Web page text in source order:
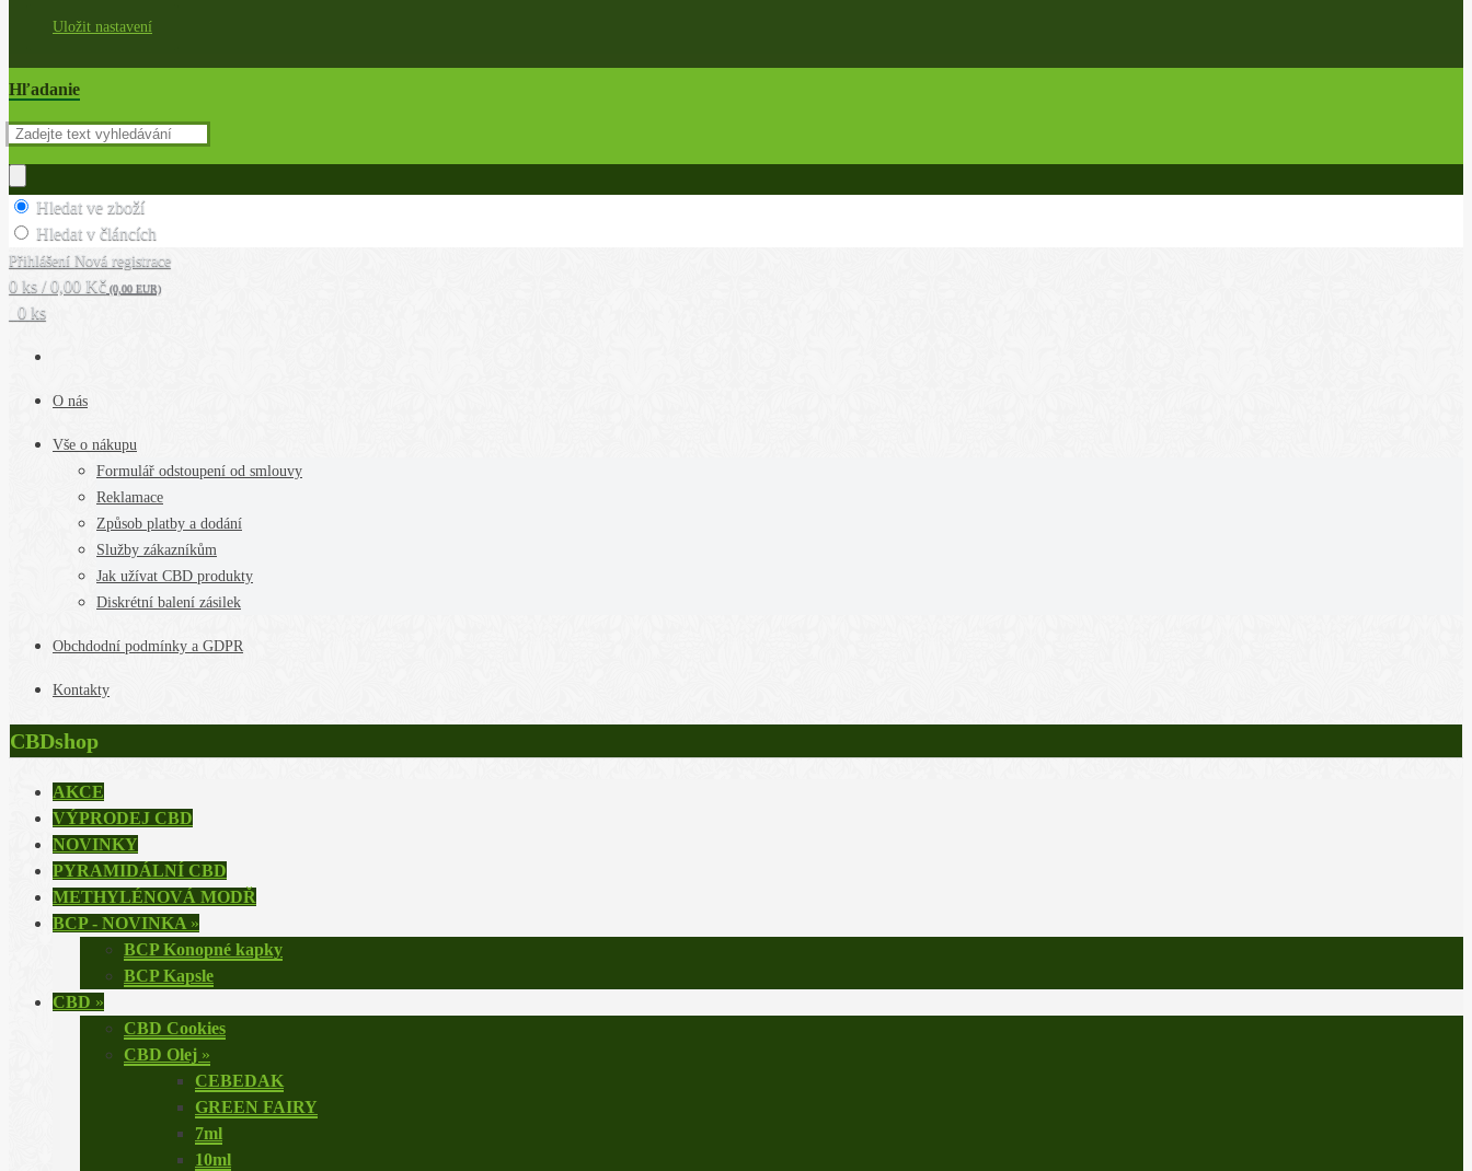
Uložit nastavení
Hľadanie
Hledat ve zboží
Hledat v článcích
Přihlášení Nová registrace
0 ks / 0,00 Kč (0,00 EUR)
0 ks
O nás
Vše o nákupu
Formulář odstoupení od smlouvy
Reklamace
Způsob platby a dodání
Služby zákazníkům
Jak užívat CBD produkty
Diskrétní balení zásilek
Obchdodní podmínky a GDPR
Kontakty
CBDshop
AKCE
VÝPRODEJ CBD
NOVINKY
PYRAMIDÁLNÍ CBD
METHYLÉNOVÁ MODŘ
BCP - NOVINKA »
BCP Konopné kapky
BCP Kapsle
CBD »
CBD Cookies
CBD Olej »
CEBEDAK
GREEN FAIRY
7ml
10ml